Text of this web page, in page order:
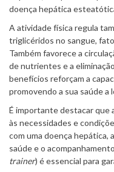
doença hepática
A atividade física regula
triglicéridos no sangue,
Também favorece a
de nutrientes e a
benefícios reforçam a
promovendo a sua saúde a
É importante destacar que
às necessidades e
com uma doença hepática,
saúde e o
trainer) é essencial para